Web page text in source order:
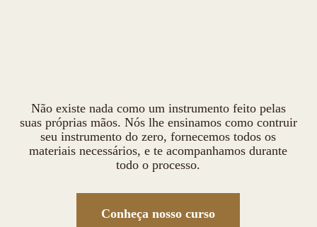
Não existe nada como um instrumento feito pelas
suas próprias mãos. Nós lhe ensinamos como contruir
seu instrumento do zero, fornecemos todos os
materiais necessários, e te acompanhamos durante
todo o processo.
Conheça nosso curso